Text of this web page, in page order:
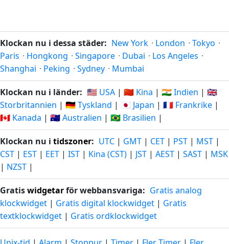
Klockan nu i dessa städer: New York · London · Tokyo ·
Paris · Hongkong · Singapore · Dubai · Los Angeles ·
Shanghai · Peking · Sydney · Mumbai
Klockan nu i länder: 🇺🇸 USA | 🇨🇳 Kina | 🇮🇳 Indien | 🇬🇧
Storbritannien | 🇩🇪 Tyskland | 🇯🇵 Japan | 🇫🇷 Frankrike |
🇨🇦 Kanada | 🇦🇺 Australien | 🇧🇷 Brasilien |
Klockan nu i tidszoner: UTC | GMT | CET | PST | MST |
CST | EST | EET | IST | Kina (CST) | JST | AEST | SAST | MSK
| NZST |
Gratiswidgetarför webbansvariga: Gratis analog
klockwidget | Gratis digital klockwidget | Gratis
textklockwidget | Gratis ordklockwidget